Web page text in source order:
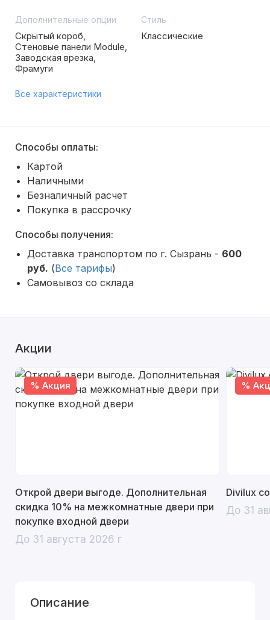
Дополнительные опции
Скрытый короб,
Стеновые панели Module,
Заводская врезка,
Фрамуги
Стиль
Классические
Все характеристики
Способы оплаты:
Картой
Наличными
Безналичный расчет
Покупка в рассрочку
Способы получения:
Доставка транспортом по г. Сызрань - 600
руб. (Все тарифы)
Самовывоз со склада
Акции
% Акция
Открой двери выгоде. Дополнительная
скидка 10% на межкомнатные двери при
покупке входной двери
До 31 августа 2026 г
%
Divilux
До 31
Описание